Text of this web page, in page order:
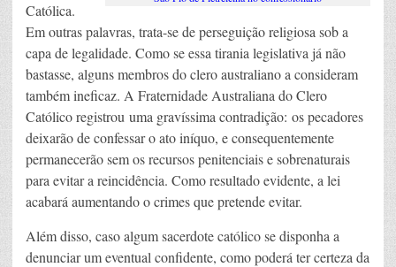
Católica.
Em outras palavras, trata-se de perseguição religiosa sob a
capa de legalidade. Como se essa tirania legislativa já não
bastasse, alguns membros do clero australiano a consideram
também ineficaz. A Fraternidade Australiana do Clero
Católico registrou uma gravíssima contradição: os pecadores
deixarão de confessar o ato iníquo, e consequentemente
permanecerão sem os recursos penitenciais e sobrenaturais
para evitar a reincidência. Como resultado evidente, a lei
acabará aumentando o crimes que pretende evitar.
Além disso, caso algum sacerdote católico se disponha a
denunciar um eventual confidente, como poderá ter certeza da